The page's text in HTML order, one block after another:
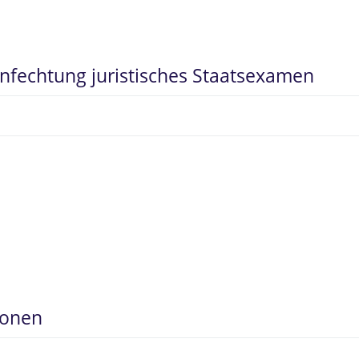
juristisches Staatsexamen